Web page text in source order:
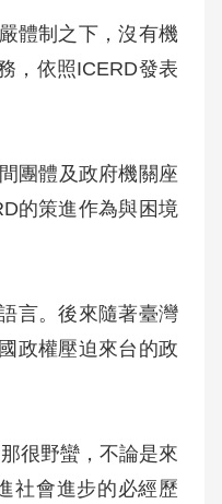
體制之下，沒有機
，依照ICERD發表
團體及政府機關座
的策進作為與困境
言。後來隨著臺灣
政權壓迫來台的政
很野蠻，不論是來
社會進步的必經歷